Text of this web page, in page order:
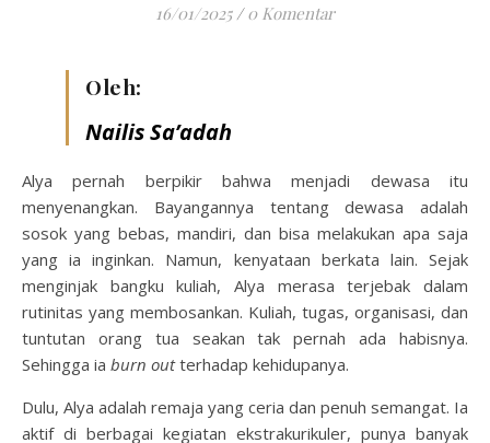
16/01/2025 / 0 Komentar
Oleh:
Nailis Sa’adah
Alya pernah berpikir bahwa menjadi dewasa itu
menyenangkan. Bayangannya tentang dewasa adalah
sosok yang bebas, mandiri, dan bisa melakukan apa saja
yang ia inginkan. Namun, kenyataan berkata lain. Sejak
menginjak bangku kuliah, Alya merasa terjebak dalam
rutinitas yang membosankan. Kuliah, tugas, organisasi, dan
tuntutan orang tua seakan tak pernah ada habisnya.
Sehingga ia burn outterhadap kehidupanya.
Dulu, Alya adalah remaja yang ceria dan penuh semangat. Ia
aktif di berbagai kegiatan ekstrakurikuler, punya banyak